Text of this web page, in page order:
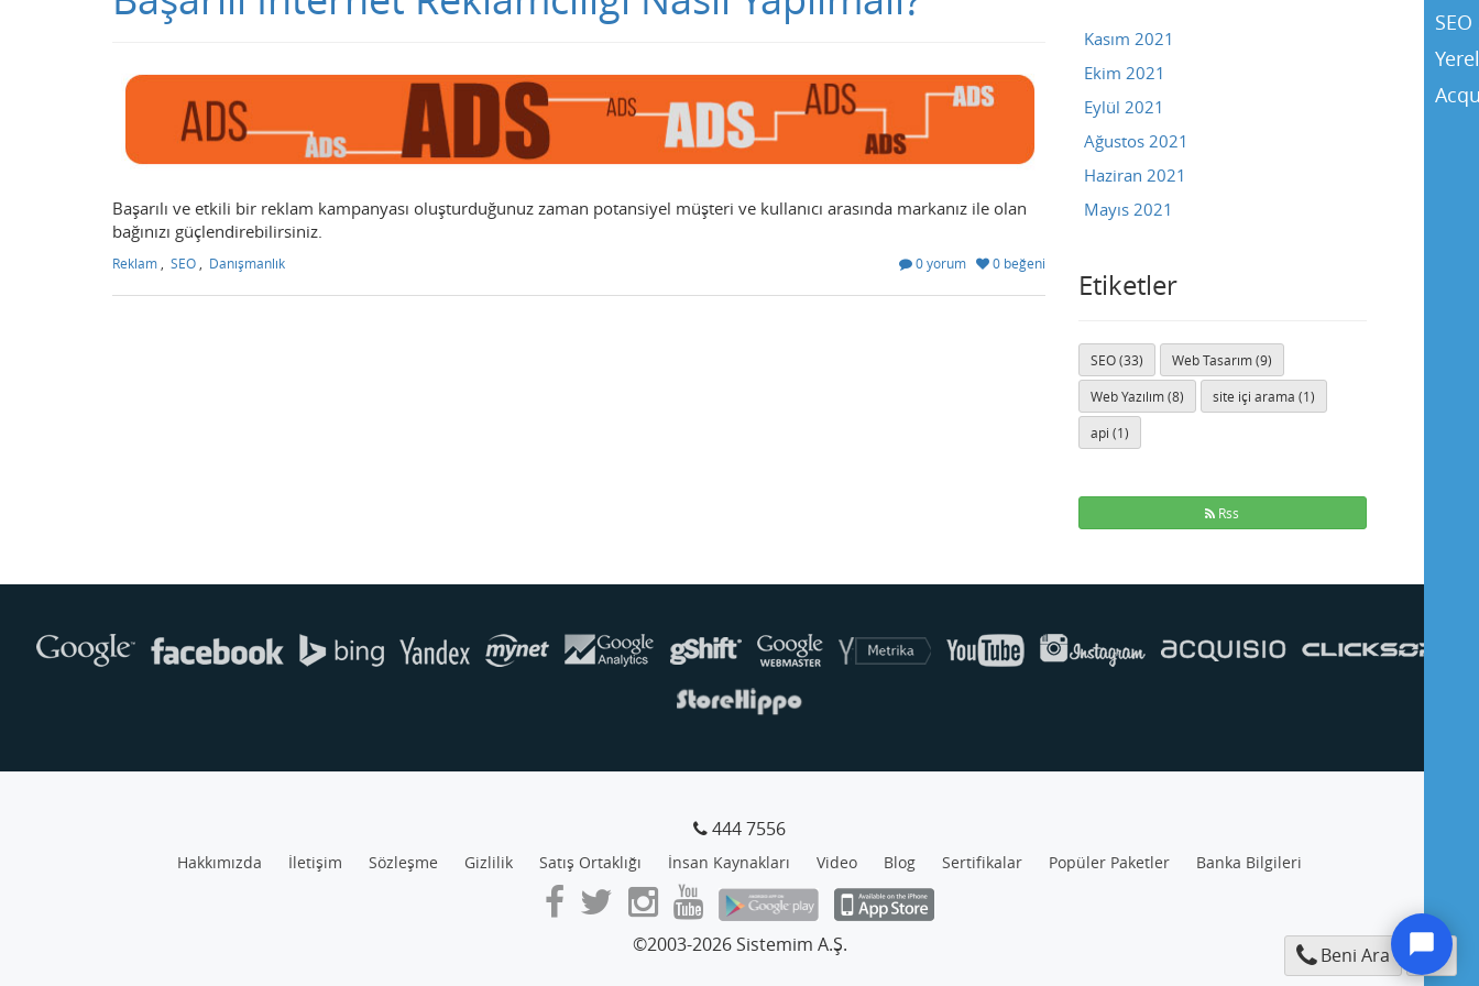
Başarılı ve etkili bir reklam kampanyası oluşturduğunuz zaman potansiyel müşteri ve kullanıcı arasında markanız ile olan
bağınızı güçlendirebilirsiniz.
Reklam , SEO , Danışmanlık 0 yorum 0 beğeni
Kasım 2021
Ekim 2021
Eylül 2021
Ağustos 2021
Haziran 2021
Mayıs 2021
Etiketler
SEO (33) Web Tasarım (9)
Web Yazılım (8) site içi arama (1)
api (1)
Rss
444 7556
Hakkımızda İletişim Sözleşme Gizlilik Satış Ortaklığı İnsan Kaynakları Video Blog Sertifikalar Popüler Paketler Banka Bilgileri
©2003-2026 Sistemim A.Ş. Beni Ara
Buse
Genellikle anında yanıt verir